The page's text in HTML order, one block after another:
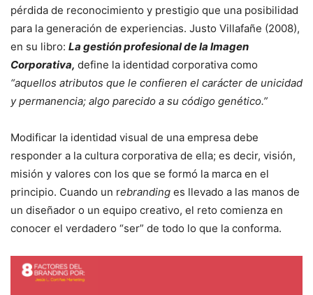
pérdida de reconocimiento y prestigio que una posibilidad
para la generación de experiencias. Justo Villafañe (2008),
en su libro: La gestión profesional de la Imagen
Corporativa, define la identidad corporativa como
“aquellos atributos que le confieren el carácter de unicidad
y permanencia; algo parecido a su código genético.”
Modificar la identidad visual de una empresa debe
responder a la cultura corporativa de ella; es decir, visión,
misión y valores con los que se formó la marca en el
principio. Cuando un rebranding es llevado a las manos de
un diseñador o un equipo creativo, el reto comienza en
conocer el verdadero “ser” de todo lo que la conforma.